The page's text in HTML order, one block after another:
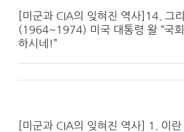
[미군과 CIA의 잊혀진 역사]14. 그
(1964~1974) 미국 대통령 왈 “국
하시네!”
[미군과 CIA의 잊혀진 역사] 1. 이